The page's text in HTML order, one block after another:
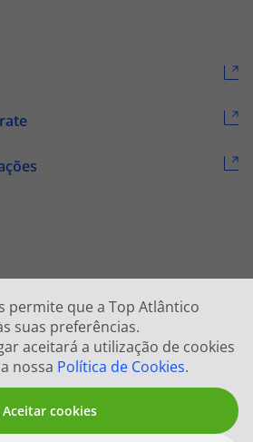
permite que a Top Atlântico
suas preferências.
aceitará a utilização de cookies
nossa Política de Cookies.
Aceitar cookies
Top Atlântico, Viagens e Turismo